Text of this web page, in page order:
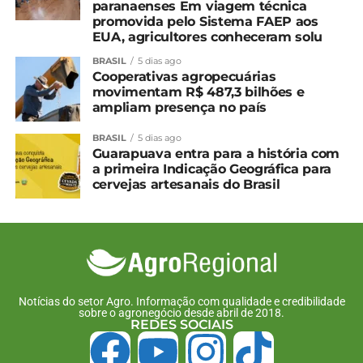
por períodos de tempo estável. Os maiores
volumes ocorreram no noroeste do Rio Grande do
Sul, oeste de Santa Catarina e no Paraná,
contribuindo para a recuperação e a manutenção
da umidade no solo e favorecendo os cultivos de
inverno, ainda em estádios reprodutivos, além da
semeadura e do desenvolvimento dos cultivos de
verão.
*Conab com edição
18+
paranaenses Em viagem técnica
promovida pelo Sistema FAEP aos
EUA, agricultores conheceram solu
BRASIL 5 dias ago
Cooperativas agropecuárias
movimentam R$ 487,3 bilhões e
ampliam presença no país
BRASIL 5 dias ago
Guarapuava entra para a história com
a primeira Indicação Geográfica para
cervejas artesanais do Brasil
Notícias do setor Agro. Informação com qualidade e credibilidade
sobre o agronegócio desde abril de 2018.
REDES SOCIAIS